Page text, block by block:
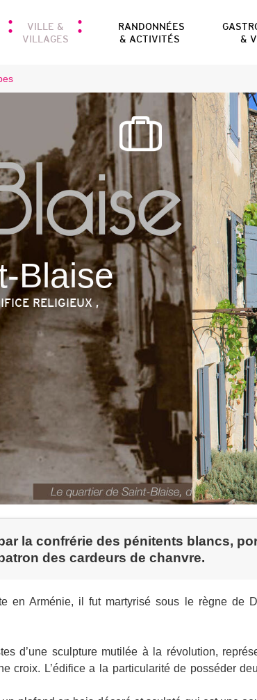
VILLE &
VILLAGES
RANDONNÉES
& ACTIVITÉS
&
Blaise
RELIGIEUX ,
la confrérie des pénitents blancs,
des cardeurs de chanvre.
en Arménie, il fut martyrisé sous le règne de
d’une sculpture mutilée à la révolution,
croix. L’édifice a la particularité de posséder